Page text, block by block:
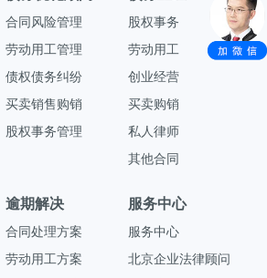
合同风险管理
劳动用工管理
债权债务纠纷
买卖销售购销
股权事务管理
股权事务
劳动用工
创业经营
买卖购销
私人律师
其他合同
逾期解决
合同处理方案
劳动用工方案
服务中心
服务中心
北京企业法律顾问